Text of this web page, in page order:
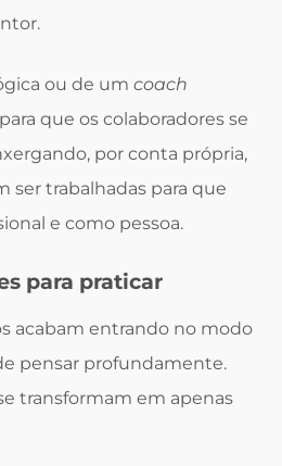
ou de um coach
que os colaboradores se
por conta própria,
ser trabalhadas para que
e como pessoa.
para praticar
acabam entrando no modo
pensar profundamente.
transformam em apenas